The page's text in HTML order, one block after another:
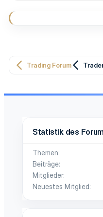
Trading Forum
Statistik des
Themen
Beiträge
Mitglieder
Neuestes Mitglied